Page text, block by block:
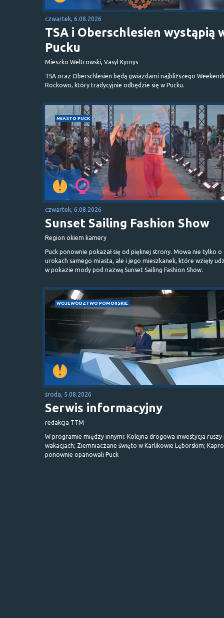
czwartek, 6.08.2026
TSA i Oberschlesien wystąpią
Pucku
Mieszko Weltrowski, Vasyl Kyrnys
TSA oraz Oberschlesien będą gwiazdami najbliższego
Rockowo, który tradycyjnie odbędzie się w Pucku.
MIASTO PUCK
czwartek, 6.08.2026
Sunset Sailing Fashion Show
Region okiem kamery
Puck ponownie pokazał się od pięknej strony. Mowa nie tylko o
urokach samego miasta, ale i jego mieszkanek, które wzięły
w pokazie mody pod nazwą Sunset Sailing Fashion Show.
WOJEWÓDZTWO POMORSKIE
środa, 5.08.2026
Serwis informacyjny
redakcja TTM
W programie między innymi: Kolejna drogowa inwestycja ruszy
wakacjach; Ziemniaczane święto w Karlikowie Lęborskim;
ponownie opanowali Puck